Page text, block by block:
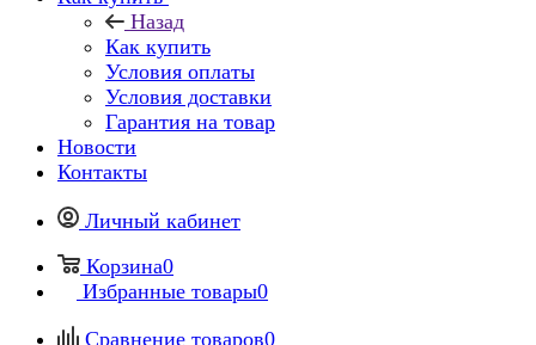
Назад
Как купить
Условия оплаты
Условия доставки
Гарантия на товар
Новости
Контакты
Личный кабинет
Корзина0
Избранные товары0
Сравнение товаров0